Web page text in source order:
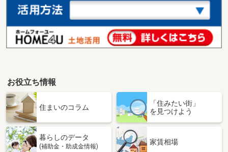
お役立ち情報
住まいのコラム
「住みたい街」
を見つけよう
暮らしのデータ
(補助金・助成金情報)
家賃相場